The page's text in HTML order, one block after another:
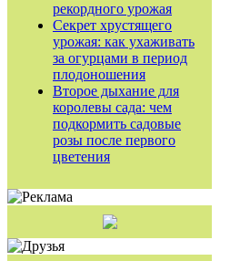
рекордного урожая
Секрет хрустящего
урожая: как ухаживать
за огурцами в период
плодоношения
Второе дыхание для
королевы сада: чем
подкормить садовые
розы после первого
цветения